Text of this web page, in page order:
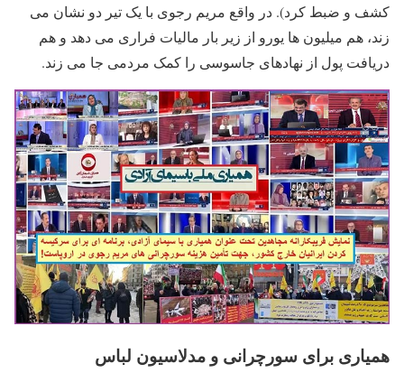
کشف و ضبط کرد). در واقع مریم رجوی با یک تیر دو نشان می
زند، هم میلیون ها یورو از زیر بار مالیات فراری می دهد و هم
دریافت پول از نهادهای جاسوسی را کمک مردمی جا می زند.
همیاری برای سورچرانی و مدلاسیون لباس